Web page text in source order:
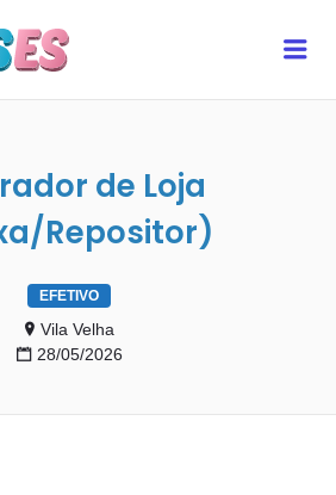
de Loja
Repositor)
EFETIVO
Vila Velha
28/05/2026